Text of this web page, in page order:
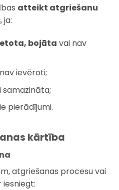
atteikt atgriešanu
, ja:
bojāta vai nav
ievēroti;
pierādījumi.
kārtība
atgriešanas procesu vai